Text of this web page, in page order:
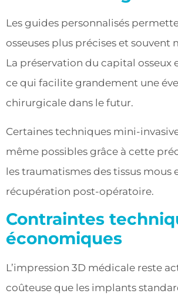
Les guides personnalisés
osseuses plus précises et souvent
La préservation du capital osseux
ce qui facilite grandement une
chirurgicale dans le futur.
Certaines techniques mini-
même possibles grâce à cette
les traumatismes des tissus mous
récupération post-opératoire.
Contraintes
économiques
L’impression 3D médicale reste
coûteuse que les implants